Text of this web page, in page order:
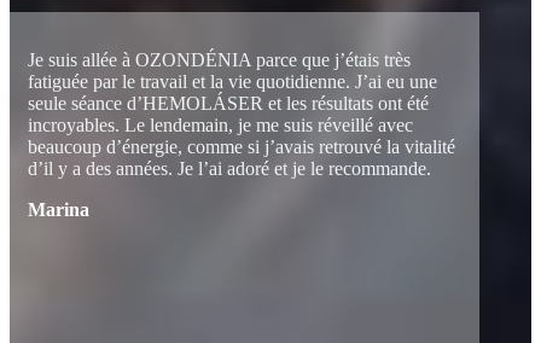
Je suis allée à OZONDÉNIA parce que j’étais très
fatiguée par le travail et la vie quotidienne. J’ai eu une
seule séance d’HEMOLÁSER et les résultats ont été
incroyables. Le lendemain, je me suis réveillé avec
beaucoup d’énergie, comme si j’avais retrouvé la vitalité
d’il y a des années. Je l’ai adoré et je le recommande.
Marina